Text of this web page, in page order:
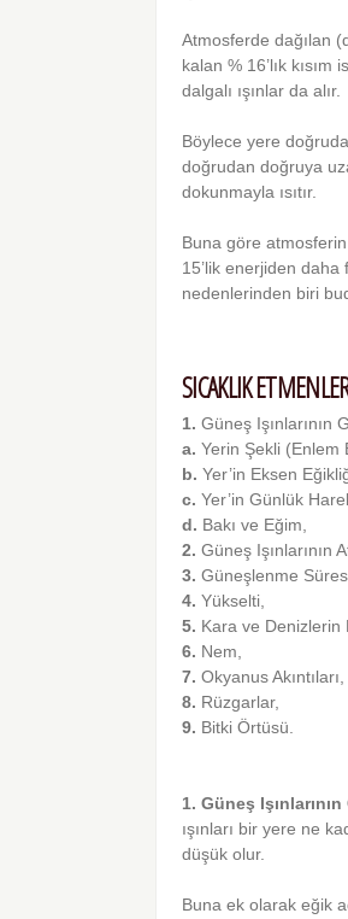
Atmosferde dağılan
kalan % 16’lık
dalgalı ışınlar da alır.
Böylece yere
doğrudan doğruya
dokunmayla ısıtır.
Buna göre atmosferin
15’lik enerjiden daha
nedenlerinden biri
SICAKLIK
1. Güneş Işınlarının
a. Yerin Şekli (Enlem
b. Yer’in Eksen
c. Yer’in Günlük
d. Bakı ve Eğim,
2. Güneş Işınlarının
3. Güneşlenme
4. Yükselti,
5. Kara ve Denizlerin
6. Nem,
7. Okyanus Akıntıları,
8. Rüzgarlar,
9. Bitki Örtüsü.
1. Güneş
ışınları bir yere ne
düşük olur.
Buna ek olarak eğik